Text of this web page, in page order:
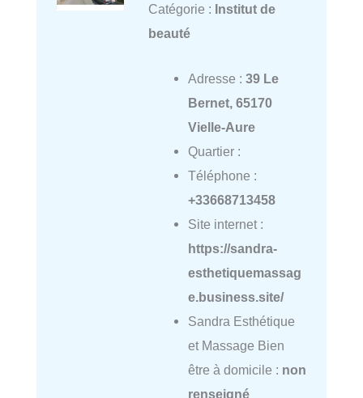
Catégorie : Institut de
beauté
Adresse : 39 Le
Bernet, 65170
Vielle-Aure
Quartier :
Téléphone :
+33668713458
Site internet :
https://sandra-
esthetiquemassag
e.business.site/
Sandra Esthétique
et Massage Bien
être à domicile : non
renseigné